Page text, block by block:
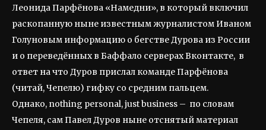
Леонида Парфёнова «Намедни», в который включил
раскопанную ныне известным журналистом Иваном
Голуновым информацию о бегстве Дурова из России
и о переведённых в Баффало серверах Вконтакте, в
ответ на что Дуров прислал команде Парфёнова
(читай, Чепелю) гифку со средним пальцем.
Однако, nothing personal, just business – по словам
Чепеля, сам Павел Дуров ныне отснятый материал